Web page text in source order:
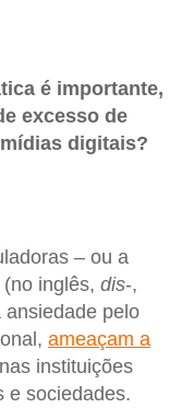
é importante,
excesso de
digitais?
– ou a
(no inglês, dis-,
ansiedade pelo
ameaçam a
instituições
e sociedades.